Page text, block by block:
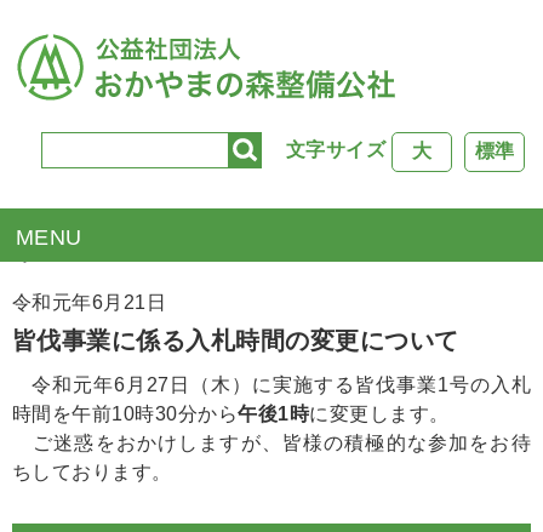
文字サイズ 標準
大
TOP>入札掲示板
令和元年6月21日
皆伐事業に係る入札時間の変更について
令和元年6月27日（木）に実施する皆伐事業1号の入札
時間を午前10時30分から午後1時に変更します。
ご迷惑をおかけしますが、皆様の積極的な参加をお待
ちしております。